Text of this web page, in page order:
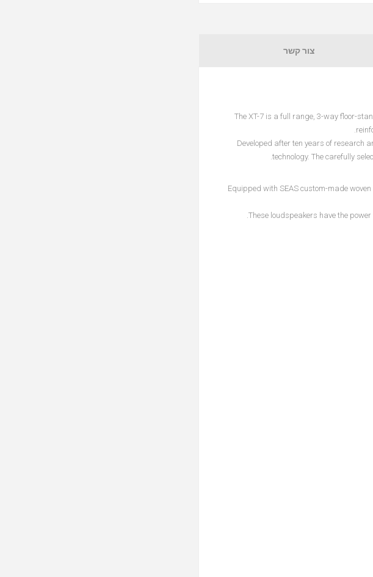
צור קשר
The XT-7 is a full range, 3-way floor-
Developed after ten years of research
technology. The carefully
Equipped with SEAS custom-made
These loudspeakers have the